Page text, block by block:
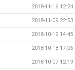
2018-11-16 12:24
2018-11-09 22:53
2018-10-19 14:45
2018-10-18 17:06
2018-10-07 12:19